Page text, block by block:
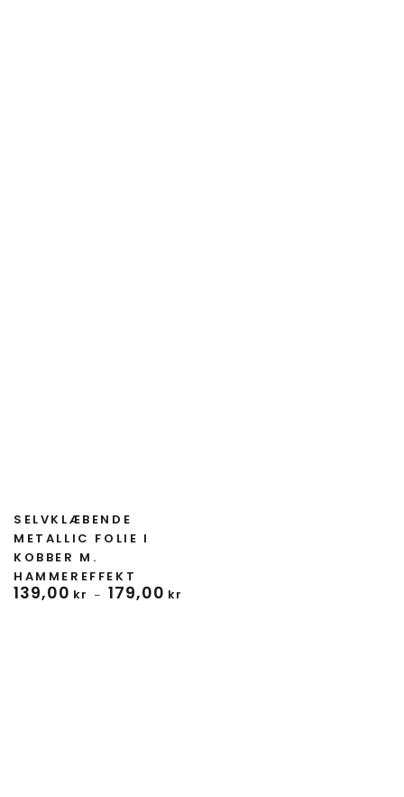
SELVKLÆBENDE
METALLIC FOLIE I
KOBBER M.
HAMMEREFFEKT
Normal
139,00 kr 179,00 kr